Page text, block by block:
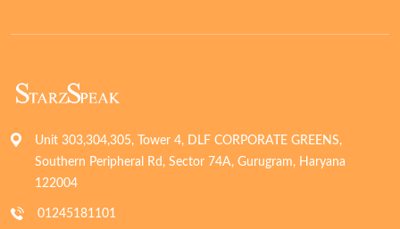
Unit 303,304,305, Tower 4, DLF CORPORATE GREENS,
Southern Peripheral Rd, Sector 74A, Gurugram, Haryana
122004
01245181101